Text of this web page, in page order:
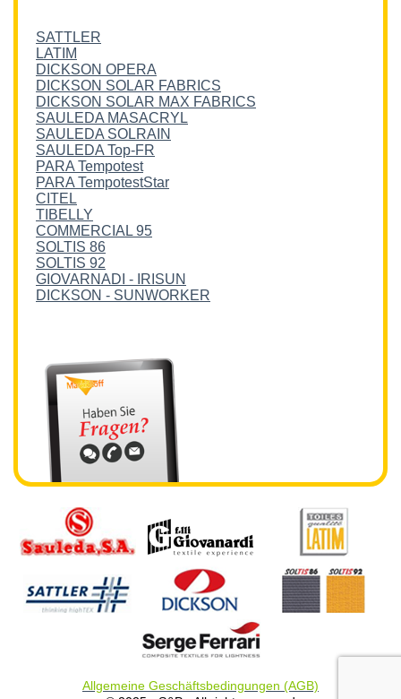
SATTLER
LATIM
DICKSON OPERA
DICKSON SOLAR FABRICS
DICKSON SOLAR MAX FABRICS
SAULEDA MASACRYL
SAULEDA SOLRAIN
SAULEDA Top-FR
PARA Tempotest
PARA TempotestStar
CITEL
TIBELLY
COMMERCIAL 95
SOLTIS 86
SOLTIS 92
GIOVARNADI - IRISUN
DICKSON - SUNWORKER
Allgemeine Geschäftsbedingungen (AGB)